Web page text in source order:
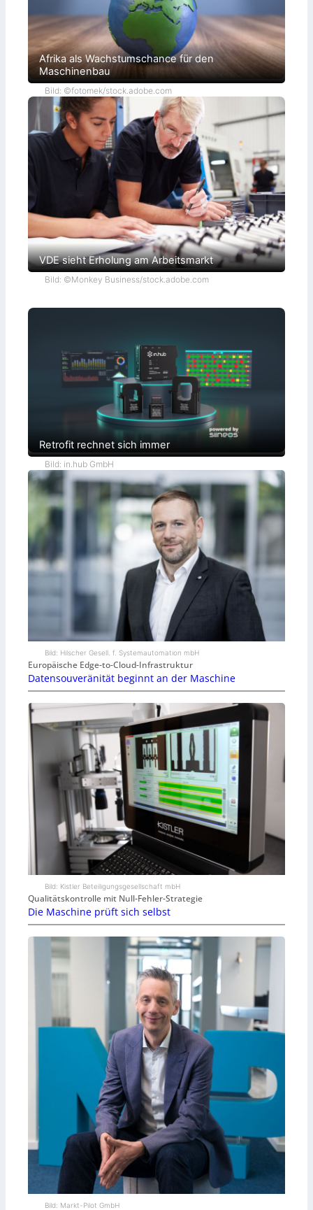
Afrika als Wachstumschance für den
Maschinenbau
Bild: ©fotomek/stock.adobe.com
VDE sieht Erholung am Arbeitsmarkt
Bild: ©Monkey Business/stock.adobe.com
Retrofit rechnet sich immer
Bild: in.hub GmbH
Bild: Hilscher Gesell. f. Systemautomation mbH
Europäische Edge-to-Cloud-Infrastruktur
Datensouveränität beginnt an der Maschine
Bild: Kistler Beteiligungsgesellschaft mbH
Qualitätskontrolle mit Null-Fehler-Strategie
Die Maschine prüft sich selbst
Bild: Markt-Pilot GmbH